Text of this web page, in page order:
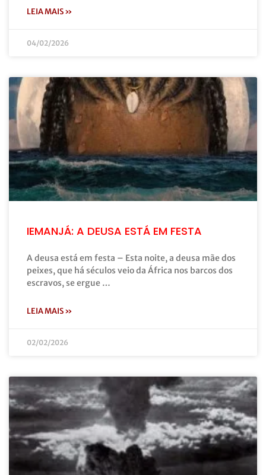
LEIA MAIS »
04/02/2026
IEMANJÁ: A DEUSA ESTÁ EM FESTA
A deusa está em festa – Esta noite, a deusa mãe dos
peixes, que há séculos veio da África nos barcos dos
escravos, se ergue …
LEIA MAIS »
02/02/2026